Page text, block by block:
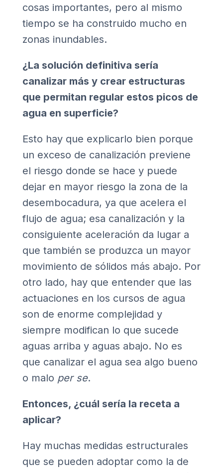
cosas importantes, pero al mismo
tiempo se ha construido mucho en
zonas inundables.
¿La solución definitiva sería
canalizar más y crear estructuras
que permitan regular estos picos de
agua en superficie?
Esto hay que explicarlo bien porque
un exceso de canalización previene
el riesgo donde se hace y puede
dejar en mayor riesgo la zona de la
desembocadura, ya que acelera el
flujo de agua; esa canalización y la
consiguiente aceleración da lugar a
que también se produzca un mayor
movimiento de sólidos más abajo. Por
otro lado, hay que entender que las
actuaciones en los cursos de agua
son de enorme complejidad y
siempre modifican lo que sucede
aguas arriba y aguas abajo. No es
que canalizar el agua sea algo bueno
o malo per se.
Entonces, ¿cuál sería la receta a
aplicar?
Hay muchas medidas estructurales
que se pueden adoptar como la de